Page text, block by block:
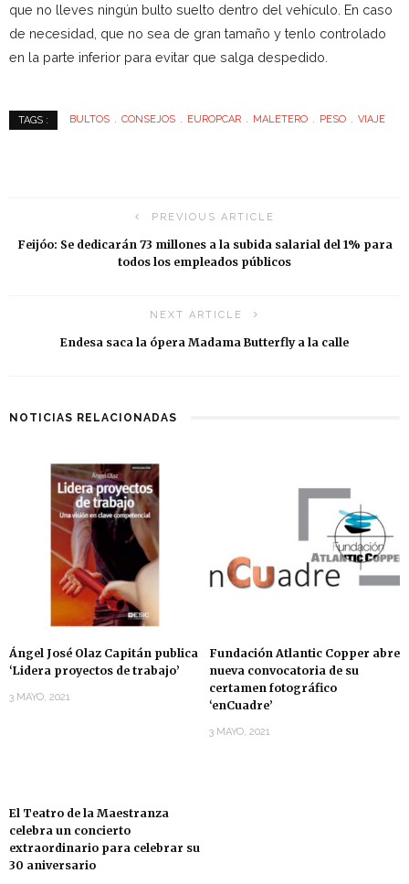
que no lleves ningún bulto suelto dentro del vehículo. En caso
de necesidad, que no sea de gran tamaño y tenlo controlado
en la parte inferior para evitar que salga despedido.
TAGS : BULTOS CONSEJOS EUROPCAR MALETERO PESO VIAJE
PREVIOUS ARTICLE
Feijóo: Se dedicarán 73 millones a la subida salarial del 1% para
todos los empleados públicos
NEXT ARTICLE
Endesa saca la ópera Madama Butterfly a la calle
NOTICIAS RELACIONADAS
Ángel José Olaz Capitán publica
‘Lidera proyectos de trabajo’
3 MAYO, 2021
Fundación Atlantic Copper abre
nueva convocatoria de su
certamen fotográfico
‘enCuadre’
3 MAYO, 2021
El Teatro de la Maestranza
celebra un concierto
extraordinario para celebrar su
30 aniversario